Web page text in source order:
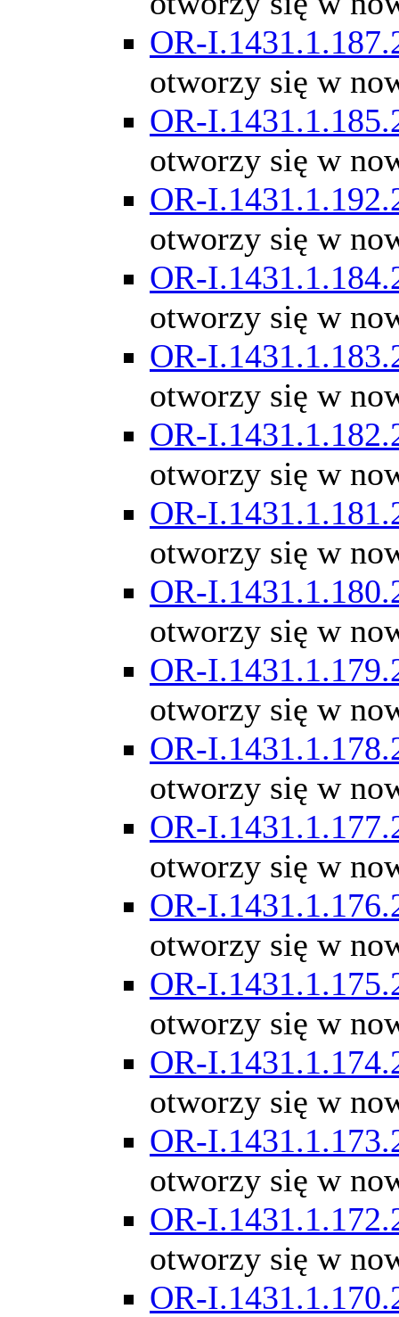
OR-
otworzy się w
OR-
otworzy się w
OR-
otworzy się w
OR-
otworzy się w
OR-
otworzy się w
OR-
otworzy się w
OR-
otworzy się w
OR-
otworzy się w
OR-
otworzy się w
OR-
otworzy się w
OR-
otworzy się w
OR-
otworzy się w
OR-
otworzy się w
OR-
otworzy się w
OR-
otworzy się w
OR-
otworzy się w
OR-